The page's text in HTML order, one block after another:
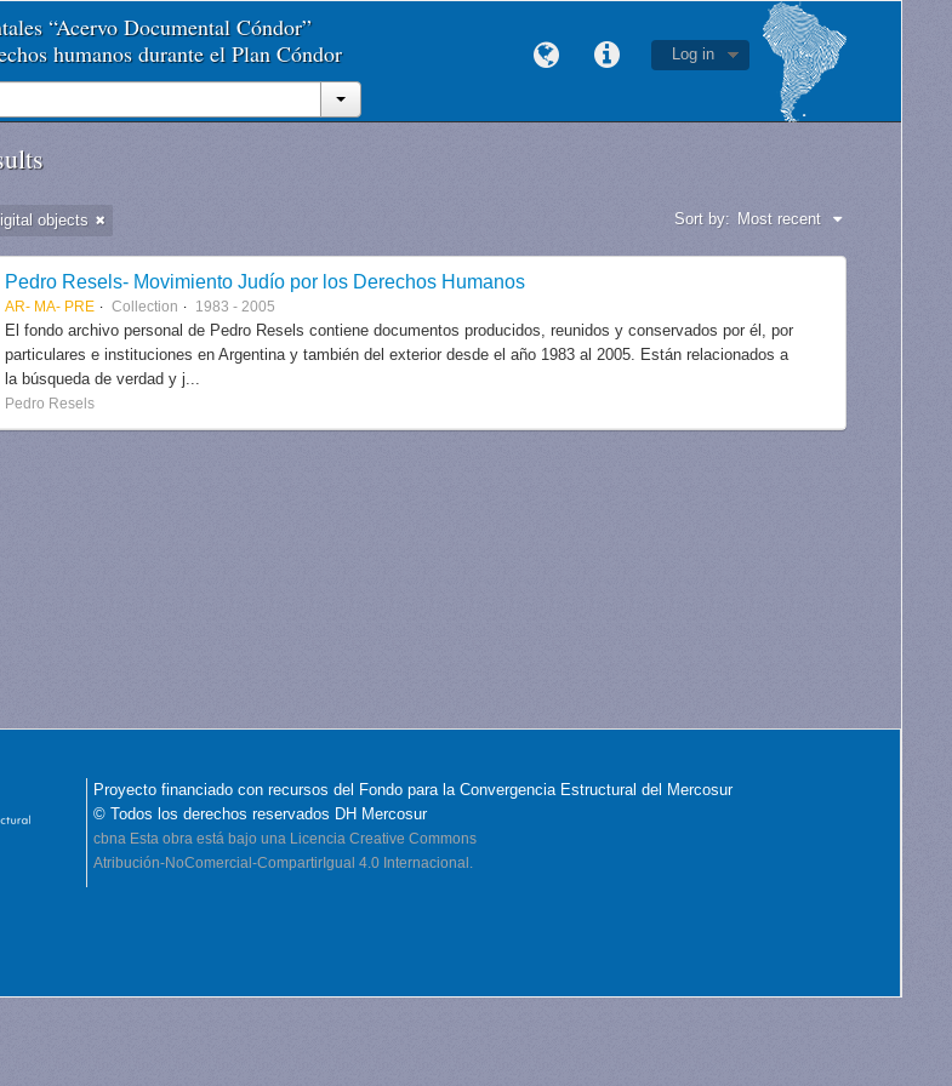
“Acervo Documental Cóndor”
humanos durante el Plan Cóndor
Log in
objects Sort by: Most recent
Pedro Resels- Movimiento Judío por los Derechos Humanos
AR- MA- PRE Collection 1983 - 2005
El fondo archivo personal de Pedro Resels contiene documentos producidos, reunidos y conservados por él, por
particulares e instituciones en Argentina y también del exterior desde el año 1983 al 2005. Están relacionados a
la búsqueda de verdad y j...
Pedro Resels
Proyecto financiado con recursos del Fondo para la Convergencia Estructural del Mercosur
© Todos los derechos reservados DH Mercosur
cbna Esta obra está bajo una Licencia Creative Commons
Atribución-NoComercial-CompartirIgual 4.0 Internacional.